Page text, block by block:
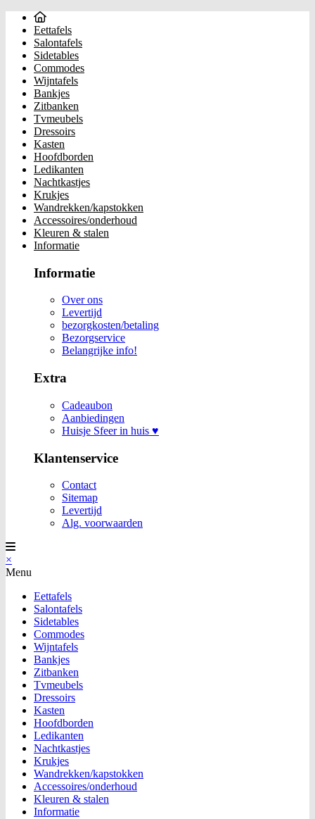
Eettafels
Salontafels
Sidetables
Commodes
Wijntafels
Bankjes
Zitbanken
Tvmeubels
Dressoirs
Kasten
Hoofdborden
Ledikanten
Nachtkastjes
Krukjes
Wandrekken/kapstokken
Accessoires/onderhoud
Kleuren & stalen
Informatie
Informatie
Over ons
Levertijd
bezorgkosten/betaling
Bezorgservice
Belangrijke info!
Extra
Cadeaubon
Aanbiedingen
Huisje Sfeer in huis ♥
Klantenservice
Contact
Sitemap
Levertijd
Alg. voorwaarden
×
Menu
Eettafels
Salontafels
Sidetables
Commodes
Wijntafels
Bankjes
Zitbanken
Tvmeubels
Dressoirs
Kasten
Hoofdborden
Ledikanten
Nachtkastjes
Krukjes
Wandrekken/kapstokken
Accessoires/onderhoud
Kleuren & stalen
Informatie